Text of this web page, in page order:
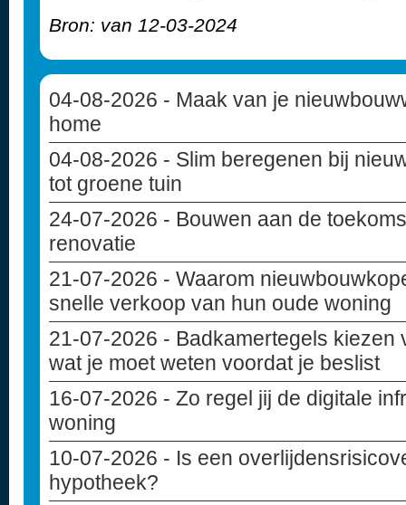
Bron: van 12-03-2024
04-08-2026 - Maak van je
home
04-08-2026 - Slim beregenen bij
tot groene tuin
24-07-2026 - Bouwen aan de
renovatie
21-07-2026 - Waarom
snelle verkoop van hun oude woning
21-07-2026 - Badkamertegels kiezen
wat je moet weten voordat je beslist
16-07-2026 - Zo regel jij de digitale
woning
10-07-2026 - Is een
hypotheek?